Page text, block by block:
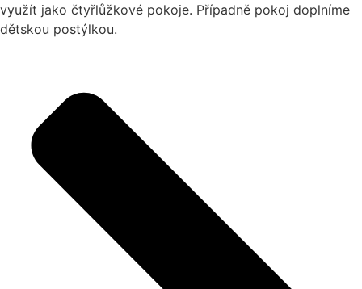
využít jako čtyřlůžkové pokoje. Případně pokoj doplníme
dětskou postýlkou.